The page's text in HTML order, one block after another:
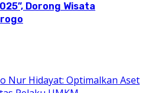
Dorong Wisata